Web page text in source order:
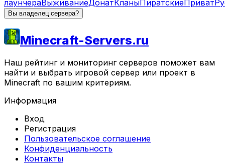
лаунчераВыживаниеДонатКланыПиратскиеПриват
Вы владелец сервера?
Minecraft-Servers.ru
Наш рейтинг и мониторинг серверов поможет вам
найти и выбрать игровой сервер или проект в
Minecraft по вашим критериям.
Информация
Вход
Регистрация
Пользовательское соглашение
Конфиденциальность
Контакты